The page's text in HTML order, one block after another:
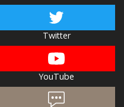
Twitter
YouTube